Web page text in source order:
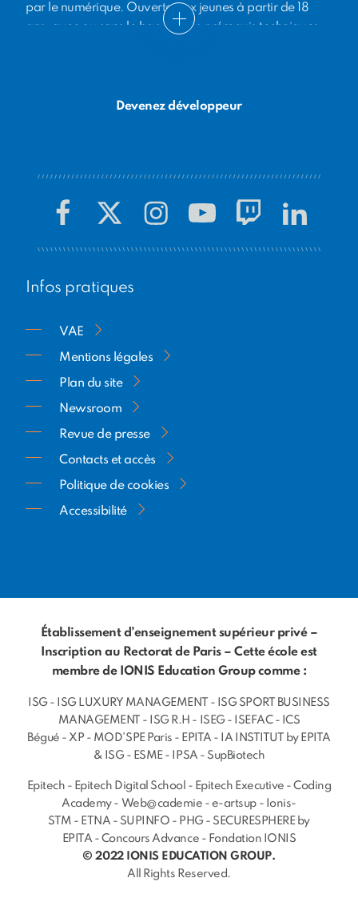
par le numérique. Ouverte aux jeunes à partir de 18
ans, avec ou sans le bac et sans prérequis techniques,
Epitech et ses partenaires institutionnels et entreprises.
Devenez développeur
Infos pratiques
VAE
Mentions légales
Plan du site
Newsroom
Revue de presse
Contacts et accès
Politique de cookies
Accessibilité
Établissement d’enseignement supérieur privé –
Inscription au Rectorat de Paris – Cette école est
membre de IONIS Education Group comme :
ISG- ISG LUXURY MANAGEMENT - ISG SPORT BUSINESS
MANAGEMENT - ISG R.H - ISEG- ISEFAC- ICS
Bégué - XP- MOD’SPE Paris - EPITA -
IA INSTITUT by EPITA
& ISG- ESME - IPSA - SupBiotech
Epitech - Epitech Digital School - Epitech Executive -Coding
Academy- Web@cademie - e-artsup- Ionis-
STM - ETNA - SUPINFO - PHG- SECURESPHERE by
EPITA - Concours Advance - Fondation IONIS
© 2022 IONIS EDUCATION GROUP.
All Rights Reserved.